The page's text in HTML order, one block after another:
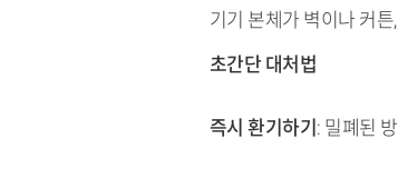
기기 본체가 벽이나 커
초간단 대처법
즉시 환기하기 : 밀폐된